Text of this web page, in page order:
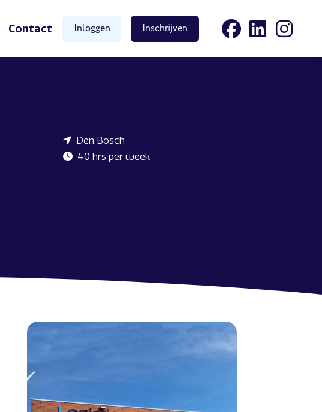
Contact Inloggen Inschrijven
Den Bosch
40 hrs per week